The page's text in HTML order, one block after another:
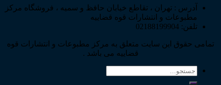
آدرس : تهران ، تقاطع خیابان حافظ و سمیه ، فروشگاه مرکز
مطبوعات و انتشارات قوه قضاییه
تلفن: 02188199904
تمامی حقوق این سایت متعلق به مرکز مطبوعات و انتشارات قوه
قضاییه می باشد .
جستجو